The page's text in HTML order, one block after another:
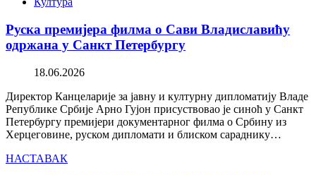
Руска премијера филма о Сави Владиславићу
одржана у Санкт Петербургу
18.06.2026
Директор Канцеларије за јавну и културну дипломатију Владе
Републике Србије Арно Гујон присуствовао је синоћ у Санкт
Петербургу премијери документарног филма о Србину из
Херцеговине, руском дипломати и блиском сараднику…
НАСТАВАК